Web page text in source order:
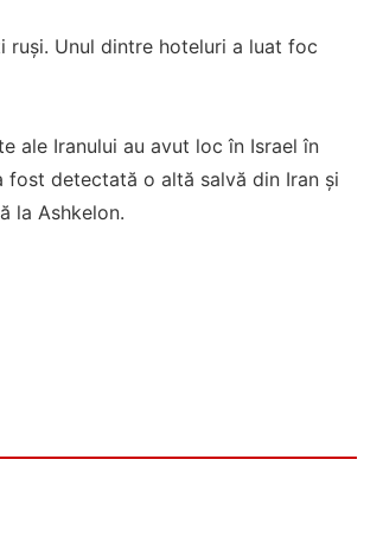
ruși. Unul dintre hoteluri a luat foc
ale Iranului au avut loc în Israel în
fost detectată o altă salvă din Iran și
la Ashkelon.